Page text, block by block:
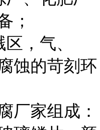
；
，气、
蚀的苛刻环
厂家组成：